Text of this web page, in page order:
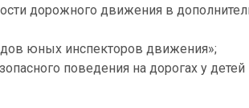
дорожного движения в
юных инспекторов движения»;
поведения на дорогах у